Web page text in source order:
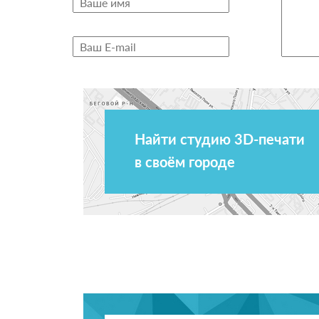
Найти студию 3D-печати
в своём городе